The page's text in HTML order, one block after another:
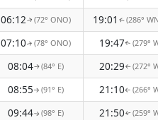
06:12↑(72° ONO) 19:01 ↑(286°
07:10↑(78° ONO) 19:47↑(279°
08:04↑(84° E) 20:29↑(272°
08:55↑(91° E) 21:10↑(266°
09:44↑(98° E) 21:50↑(259°